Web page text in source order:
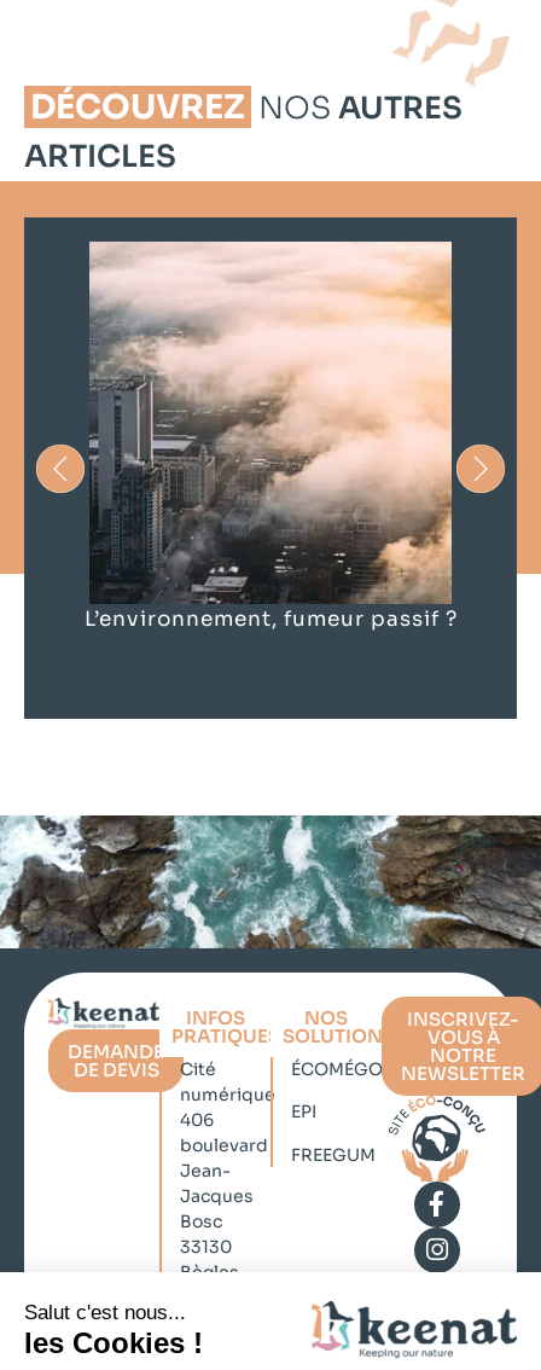
DÉCOUVREZ NOS AUTRES
ARTICLES
L’environnement, fumeur passif ?
DEMANDE
DE DEVIS
INFOS
PRATIQUES
Cité
numérique
406
boulevard
Jean-
Jacques
Bosc
33130
Bègles
contact@keenat.com
+33 (0)5
NOS
SOLUTIONS
ÉCOMÉGOT
EPI
FREEGUM
INSCRIVEZ-
VOUS À
NOTRE
NEWSLETTER
No Result